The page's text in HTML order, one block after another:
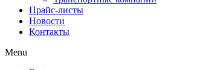
Прайс-листы
Новости
Контакты
Menu